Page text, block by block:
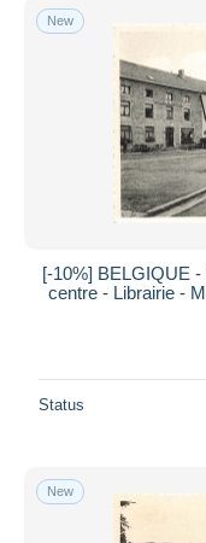
New
[-10%] BELGIQUE
centre - Librairie -
Status
New